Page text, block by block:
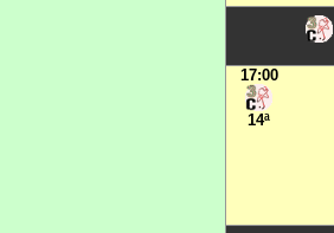
17:00
14ª